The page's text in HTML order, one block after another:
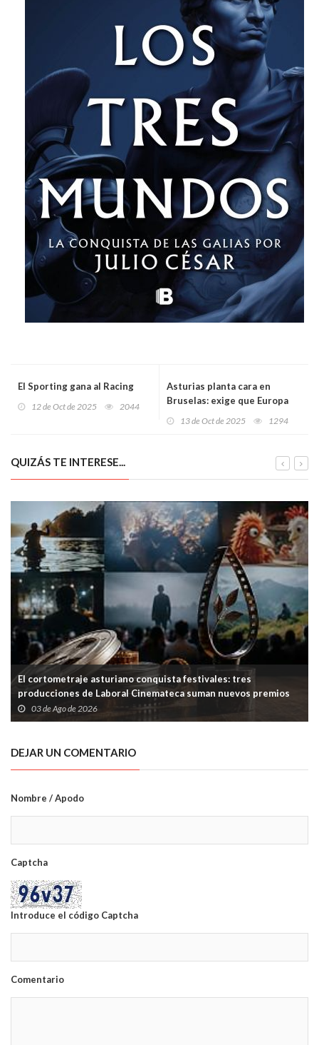
El Sporting gana al Racing
12 de Oct de 2025 2044
Asturias planta cara en
Bruselas: exige que Europa
13 de Oct de 2025 1294
QUIZÁS TE INTERESE...
El cortometraje asturiano conquista festivales: tres
producciones de Laboral Cinemateca suman nuevos premios
03 de Ago de 2026
DEJAR UN COMENTARIO
Nombre / Apodo
Captcha
Introduce el código Captcha
Comentario